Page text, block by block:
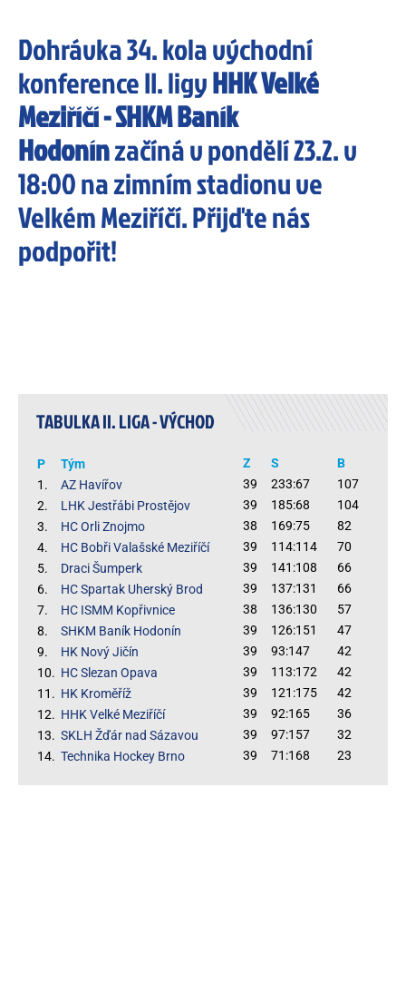
Dohrávka 34. kola východní
konference II. ligyHHK Velké
Meziříčí - SHKM Baník
Hodonínzačíná v pondělí 23.2. v
18:00 na zimním stadionu ve
Velkém Meziříčí. Přijďte nás
podpořit!
TABULKA II. LIGA - VÝCHOD
P Tým Z S
B
1.
AZ Havířov 39 233:67
107
2.
LHK Jestřábi Prostějov 39 185:68
104
3.
HC Orli Znojmo 38 169:75
82
4.
HC Bobři Valašské Meziříčí 39 114:114
70
5.
Draci Šumperk 39 141:108
66
6.
HC Spartak Uherský Brod 39 137:131
66
7.
HC ISMM Kopřivnice 38 136:130
57
8.
SHKM Baník Hodonín 39 126:151
47
9.
HK Nový Jičín 39 93:147
42
10. HC Slezan Opava 39 113:172
42
11. HK Kroměříž 39 121:175
42
12. HHK Velké Meziříčí 39 92:165
36
13. SKLH Žďár nad Sázavou 39 97:157
32
14. Technika Hockey Brno 39 71:168 23